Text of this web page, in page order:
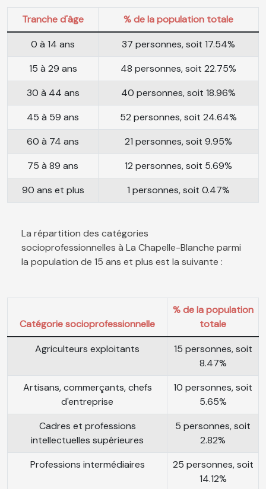
Tranche d'âge
% de la population totale
0 à 14 ans
37 personnes, soit 17.54%
15 à 29 ans
48 personnes, soit 22.75%
30 à 44 ans
40 personnes, soit 18.96%
45 à 59 ans
52 personnes, soit 24.64%
60 à 74 ans
21 personnes, soit 9.95%
75 à 89 ans
12 personnes, soit 5.69%
90 ans et plus
1 personnes, soit 0.47%
La répartition des catégories
socioprofessionnelles à La Chapelle-Blanche parmi
la population de 15 ans et plus est la suivante :
Catégorie socioprofessionnelle
% de la population
totale
Agriculteurs exploitants
15 personnes, soit
8.47%
Artisans, commerçants, chefs
d'entreprise
10 personnes, soit
5.65%
Cadres et professions
intellectuelles supérieures
5 personnes, soit
2.82%
Professions intermédiaires
25 personnes, soit
14.12%